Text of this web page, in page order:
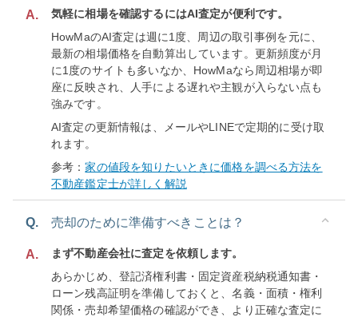
A.
気軽に相場を確認するにはAI査定が便利です。
HowMaのAI査定は週に1度、周辺の取引事例を元に、
最新の相場価格を自動算出しています。更新頻度が月
に1度のサイトも多いなか、HowMaなら周辺相場が即
座に反映され、人手による遅れや主観が入らない点も
強みです。
AI査定の更新情報は、メールやLINEで定期的に受け取
れます。
参考：家の値段を知りたいときに価格を調べる方法を
不動産鑑定士が詳しく解説
Q. 売却のために準備すべきことは？
A.
まず不動産会社に査定を依頼します。
あらかじめ、登記済権利書・固定資産税納税通知書・
ローン残高証明を準備しておくと、名義・面積・権利
関係・売却希望価格の確認ができ、より正確な査定に